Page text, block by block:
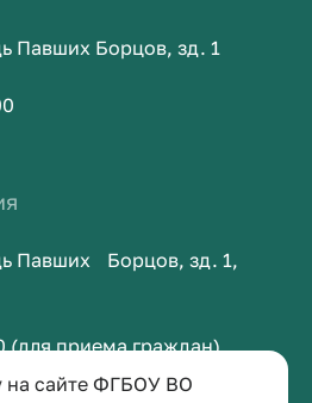
на сайте ФГБОУ ВО
Павших Борцов, зд. 1
Павших Борцов, зд. 1,
(для приема граждан)